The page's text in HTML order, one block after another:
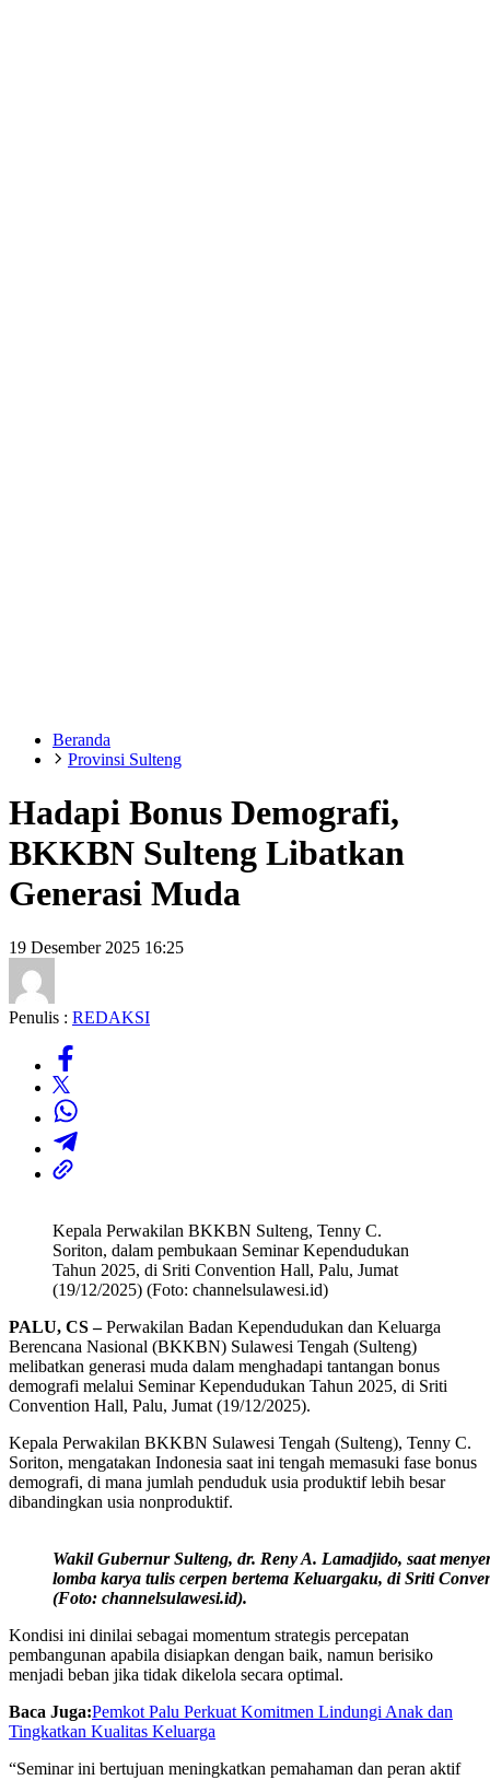
Beranda
Provinsi Sulteng
Hadapi Bonus Demografi,
BKKBN Sulteng Libatkan
Generasi Muda
19 Desember 2025 16:25
Penulis : REDAKSI
Kepala Perwakilan BKKBN Sulteng, Tenny C.
Soriton, dalam pembukaan Seminar Kependudukan
Tahun 2025, di Sriti Convention Hall, Palu, Jumat
(19/12/2025) (Foto: channelsulawesi.id)
PALU, CS –Perwakilan Badan Kependudukan dan Keluarga
Berencana Nasional (BKKBN) Sulawesi Tengah (Sulteng)
melibatkan generasi muda dalam menghadapi tantangan bonus
demografi melalui Seminar Kependudukan Tahun 2025, di Sriti
Convention Hall, Palu, Jumat (19/12/2025).
Kepala Perwakilan BKKBN Sulawesi Tengah (Sulteng), Tenny C.
Soriton, mengatakan Indonesia saat ini tengah memasuki fase bonus
demografi, di mana jumlah penduduk usia produktif lebih besar
dibandingkan usia nonproduktif.
Wakil Gubernur Sulteng, dr. Reny A. Lamadjido, saat
lomba karya tulis cerpen bertema Keluargaku, di Sriti
(Foto: channelsulawesi.id).
Kondisi ini dinilai sebagai momentum strategis percepatan
pembangunan apabila disiapkan dengan baik, namun berisiko
menjadi beban jika tidak dikelola secara optimal.
Baca Juga:Pemkot Palu Perkuat Komitmen Lindungi Anak dan
Tingkatkan Kualitas Keluarga
“Seminar ini bertujuan meningkatkan pemahaman dan peran aktif